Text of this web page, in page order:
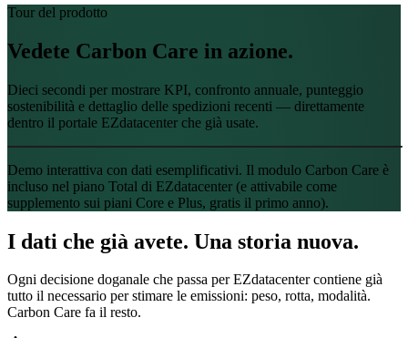
Tour del prodotto
Vedete Carbon Care in azione.
Dieci secondi per mostrare KPI, confronto annuale, punteggio
sostenibilità e dettaglio delle spedizioni recenti — direttamente
dentro il portale EZdatacenter che già usate.
◆ EZdatacenter
CUSTOMS OS
C Cliente · spedizioniere
ID: ••••71
✦ ENTERPRISE
Offerte
Carbon Care
Carbon
Demo interattiva con dati esemplificativi. Il modulo Carbon Care è
incluso nel piano Total di EZdatacenter (e attivabile come
supplemento sui piani Core e Plus, gratis il primo anno).
I dati che già avete. Una storia nuova.
Ogni decisione doganale che passa per EZdatacenter contiene già
tutto il necessario per stimare le emissioni: peso, rotta, modalità.
Carbon Care fa il resto.